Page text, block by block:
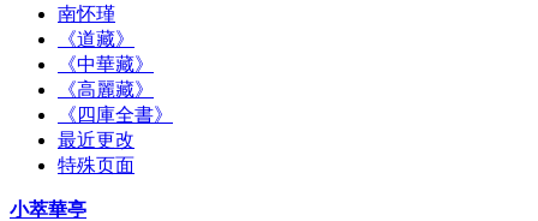
南怀瑾
《道藏》
《中華藏》
《高麗藏》
《四庫全書》
最近更改
特殊页面
小萃華亭